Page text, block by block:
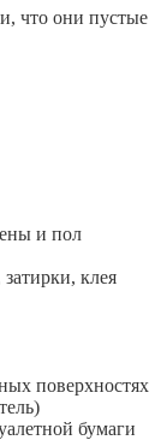
что они пустые
и пол
клея
поверхностях
бумаги